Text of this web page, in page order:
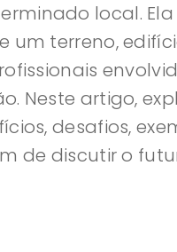
local.
um terreno,
Neste artigo,
desafios,
de discutir o